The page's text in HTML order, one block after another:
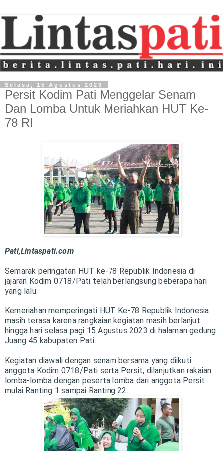
Selasa, 15 Agustus 2023
Persit Kodim Pati Menggelar Senam
Dan Lomba Untuk Meriahkan HUT Ke-
78 RI
Pati,Lintaspati.com
Semarak peringatan HUT ke-78 Republik Indonesia di
jajaran Kodim 0718/Pati telah berlangsung beberapa hari
yang lalu.
Kemeriahan memperingati HUT Ke-78 Republik Indonesia
masih terasa karena rangkaian kegiatan masih berlanjut
hingga hari selasa pagi 15 Agustus 2023 di halaman gedung
Juang 45 kabupaten Pati.
Kegiatan diawali dengan senam bersama yang diikuti
anggota Kodim 0718/Pati serta Persit, dilanjutkan rakaian
lomba-lomba dengan peserta lomba dari anggota Persit
mulai Ranting 1 sampai Ranting 22.